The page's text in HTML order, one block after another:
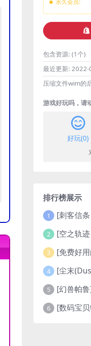
包含资源: (1个)
最近更新: 2022-
压缩文件wim的
游戏好玩吗，请
好玩(0)
排行榜展示
1
2
3
4
5
6